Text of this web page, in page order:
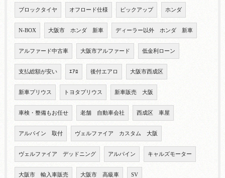
ブロックタイヤ オフロード仕様 ピックアップ ホンダ
N-BOX 大阪市 ホンダ 新車 ディーラー以外 ホンダ 新車
アルファード中古車 大阪市アルファード 低金利ローン
支払総額が安い ｴｱﾛ 後付エアロ 大阪市西成区
新車プリウス トヨタプリウス 新車販売 大阪
車検・整備もお任せ 老舗 自動車会社 西成区 車屋
アルパイン 取付 ヴェルファイア カスタム 大阪
ヴェルファイア デッドニング アルパイン キャルズモーター
大阪市 輸入車販売 大阪市 高級車 SV